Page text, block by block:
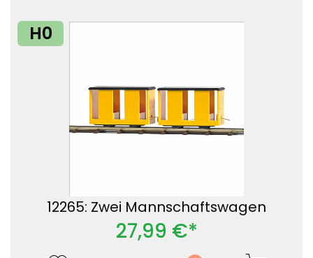
H0
12265: Zwei Mannschaftswagen
27,99 €*